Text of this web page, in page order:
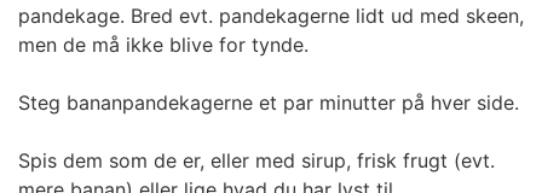
pandekage. Bred evt. pandekagerne lidt ud med skeen,
men de må ikke blive for tynde.
Steg bananpandekagerne et par minutter på hver side.
Spis dem som de er, eller med sirup, frisk frugt (evt.